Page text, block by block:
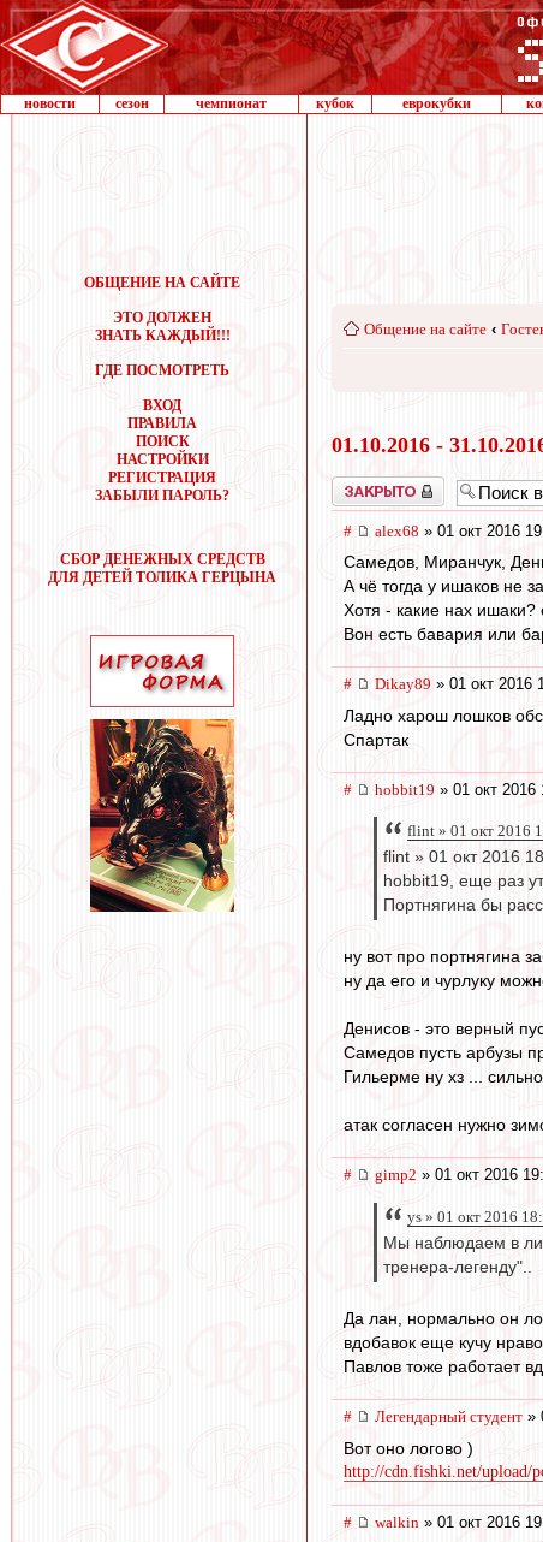
новости сезон чемпионат кубок еврокубки
ОБЩЕНИЕ НА САЙТЕ
ЭТО ДОЛЖЕН
ЗНАТЬ КАЖДЫЙ!!!
ГДЕ ПОСМОТРЕТЬ
ВХОД
ПРАВИЛА
ПОИСК
НАСТРОЙКИ
РЕГИСТРАЦИЯ
ЗАБЫЛИ ПАРОЛЬ?
СБОР ДЕНЕЖНЫХ СРЕДСТВ
ДЛЯ ДЕТЕЙ ТОЛИКА ГЕРЦЫНА
Общение на сайте ‹
01.10.2016 -
Закрыто
# alex68 » 01 окт 2016
Самедов, Миранчук,
А чё тогда у ишаков не
Хотя - какие нах
Вон есть бавария или
# Dikay89 » 01 окт 2016
Ладно харош лошков
Спартак
# hobbit19 » 01 окт 2016
flint » 01 окт 2016
flint » 01 окт 2016
hobbit19, еще раз
Портнягина бы
ну вот про портнягина
ну да его и чурлуку
Денисов - это верный
Самедов пусть арбузы
Гильерме ну хз ...
атак согласен нужно
# gimp2 » 01 окт 2016
ys » 01 окт 2016
Мы наблюдаем в
тренера-легенду"..
Да лан, нормально он
вдобавок еще кучу
Павлов тоже работает
# Легендарный студент »
Вот оно логово )
http://cdn.fishki.net/upload/
# walkin » 01 окт 2016